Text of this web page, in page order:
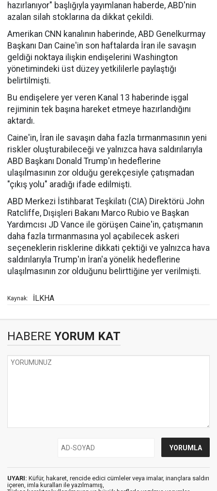
hazırlanıyor" başlığıyla yayımlanan haberde, ABD'nin
azalan silah stoklarına da dikkat çekildi.
Amerikan CNN kanalının haberinde, ABD Genelkurmay
Başkanı Dan Caine'in son haftalarda İran ile savaşın
geldiği noktaya ilişkin endişelerini Washington
yönetimindeki üst düzey yetkililerle paylaştığı
belirtilmişti.
Bu endişelere yer veren Kanal 13 haberinde işgal
rejiminin tek başına hareket etmeye hazırlandığını
aktardı.
Caine'in, İran ile savaşın daha fazla tırmanmasının yeni
riskler oluşturabileceği ve yalnızca hava saldırılarıyla
ABD Başkanı Donald Trump'ın hedeflerine
ulaşılmasının zor olduğu gerekçesiyle çatışmadan
"çıkış yolu" aradığı ifade edilmişti.
ABD Merkezi İstihbarat Teşkilatı (CIA) Direktörü John
Ratcliffe, Dışişleri Bakanı Marco Rubio ve Başkan
Yardımcısı JD Vance ile görüşen Caine'in, çatışmanın
daha fazla tırmanmasına yol açabilecek askeri
seçeneklerin risklerine dikkati çektiği ve yalnızca hava
saldırılarıyla Trump'ın İran'a yönelik hedeflerine
ulaşılmasının zor olduğunu belirttiğine yer verilmişti.
Kaynak: İLKHA
HABERE YORUM KAT
UYARI: Küfür, hakaret, rencide edici cümleler veya imalar, inançlara saldırı
içeren, imla kuralları ile yazılmamış,